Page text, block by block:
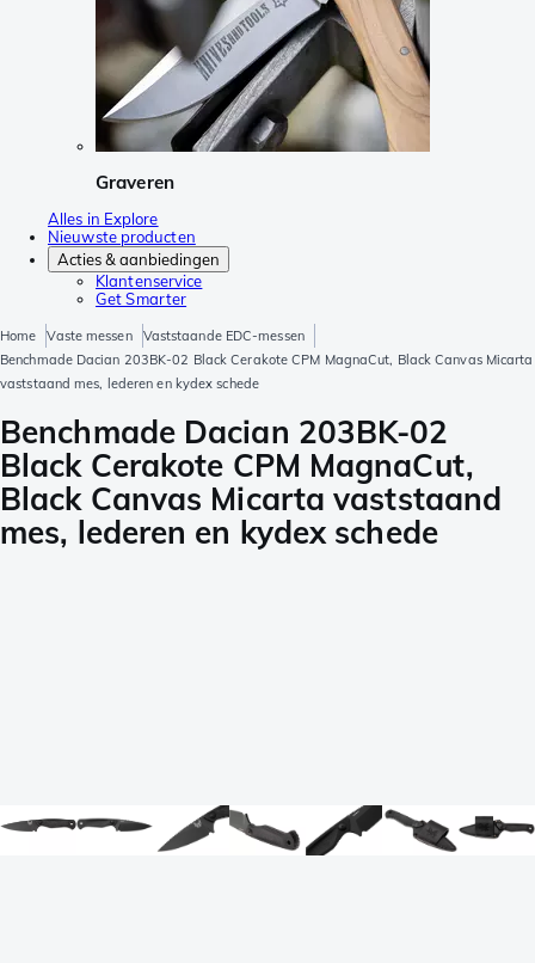
Graveren
Alles in Explore
Nieuwste producten
Acties & aanbiedingen
Klantenservice
Get Smarter
Home Vaste messen
Vaststaande EDC-messen
Benchmade Dacian 203BK-02 Black Cerakote CPM MagnaCut, Black Canvas Micarta
vaststaand mes, lederen en kydex schede
Benchmade Dacian 203BK-02
Black Cerakote CPM MagnaCut,
Black Canvas Micarta vaststaand
mes, lederen en kydex schede